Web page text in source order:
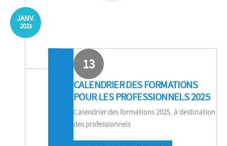
JANV.
2025
13
CALENDRIER DES FORMATIONS
POUR LES PROFESSIONNELS 2025
Calendrier des formations 2025, à destination
des professionnels